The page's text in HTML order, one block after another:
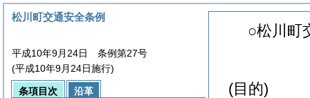
○松川町
(目的)
松川町交通安全条例
平成10年9月24日 条例第27号
(平成10年9月24日施行)
条項目次
沿革